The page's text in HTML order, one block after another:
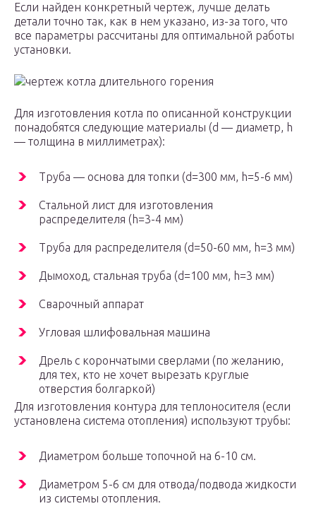
Если найден конкретный чертеж, лучше делать
детали точно так, как в нем указано, из-за того, что
все параметры рассчитаны для оптимальной работы
установки.
чертеж котла длительного горения
Для изготовления котла по описанной конструкции
понадобятся следующие материалы (d — диаметр, h
— толщина в миллиметрах):
Труба — основа для топки (d=300 мм, h=5-6 мм)
Стальной лист для изготовления
распределителя (h=3-4 мм)
Труба для распределителя (d=50-60 мм, h=3 мм)
Дымоход, стальная труба (d=100 мм, h=3 мм)
Сварочный аппарат
Угловая шлифовальная машина
Дрель с корончатыми сверлами (по желанию,
для тех, кто не хочет вырезать круглые
отверстия болгаркой)
Для изготовления контура для теплоносителя (если
установлена система отопления) используют трубы:
Диаметром больше топочной на 6-10 см.
Диаметром 5-6 см для отвода/подвода жидкости
из системы отопления.